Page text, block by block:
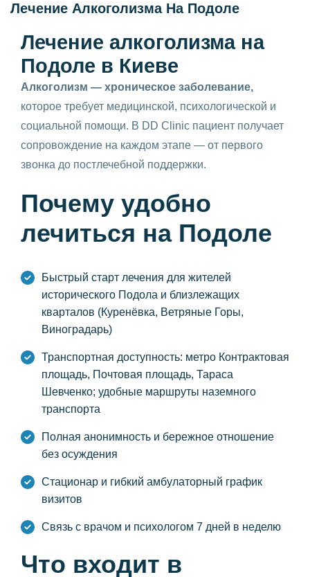
Лечение Алкоголизма На Подоле
Лечение алкоголизма на
Подоле в Киеве
Алкоголизм — хроническое заболевание,
которое требует медицинской, психологической и
социальной помощи. В DD Clinic пациент получает
сопровождение на каждом этапе — от первого
звонка до постлечебной поддержки.
Почему удобно
лечиться на Подоле
Быстрый старт лечения для жителей
исторического Подола и близлежащих
кварталов (Куренёвка, Ветряные Горы,
Виноградарь)
Транспортная доступность: метро Контрактовая
площадь, Почтовая площадь, Тараса
Шевченко; удобные маршруты наземного
транспорта
Полная анонимность и бережное отношение
без осуждения
Стационар и гибкий амбулаторный график
визитов
Связь с врачом и психологом 7 дней в неделю
Что входит в